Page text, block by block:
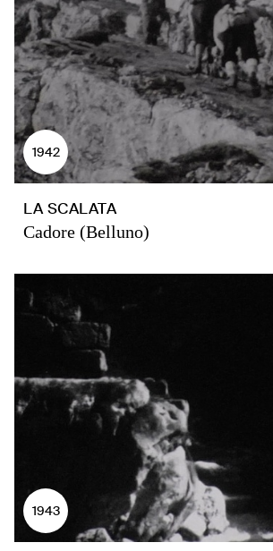
1942
LA SCALATA
Cadore (Belluno)
1943